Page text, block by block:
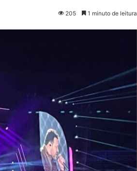
205 1 minuto de leitura